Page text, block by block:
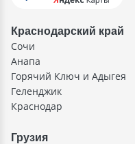
Краснодарский край
Сочи
Анапа
Горячий Ключ и Адыгея
Геленджик
Краснодар
Грузия